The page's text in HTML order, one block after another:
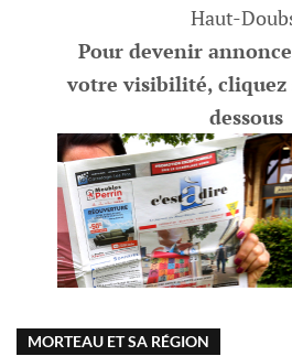
Haut-
Pour devenir
votre visibilité, cliquez
dessous
MORTEAU ET SA RÉGION